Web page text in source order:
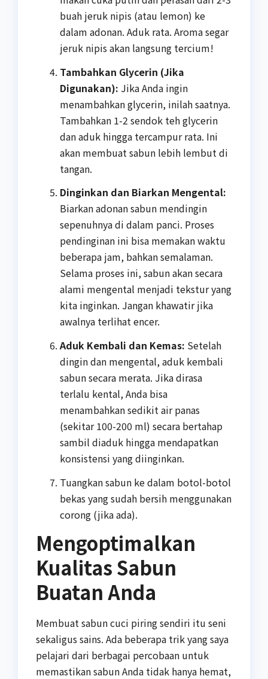
buah jeruk nipis (atau lemon) ke
dalam adonan. Aduk rata. Aroma segar
jeruk nipis akan langsung tercium!
Tambahkan Glycerin (Jika
Digunakan): Jika Anda ingin
menambahkan glycerin, inilah saatnya.
Tambahkan 1-2 sendok teh glycerin
dan aduk hingga tercampur rata. Ini
akan membuat sabun lebih lembut di
tangan.
Dinginkan dan Biarkan Mengental:
Biarkan adonan sabun mendingin
sepenuhnya di dalam panci. Proses
pendinginan ini bisa memakan waktu
beberapa jam, bahkan semalaman.
Selama proses ini, sabun akan secara
alami mengental menjadi tekstur yang
kita inginkan. Jangan khawatir jika
awalnya terlihat encer.
Aduk Kembali dan Kemas: Setelah
dingin dan mengental, aduk kembali
sabun secara merata. Jika dirasa
terlalu kental, Anda bisa
menambahkan sedikit air panas
(sekitar 100-200 ml) secara bertahap
sambil diaduk hingga mendapatkan
konsistensi yang diinginkan.
Tuangkan sabun ke dalam botol-botol
bekas yang sudah bersih menggunakan
corong (jika ada).
Mengoptimalkan
Kualitas Sabun
Buatan Anda
Membuat sabun cuci piring sendiri itu seni
sekaligus sains. Ada beberapa trik yang saya
pelajari dari berbagai percobaan untuk
memastikan sabun Anda tidak hanya hemat,